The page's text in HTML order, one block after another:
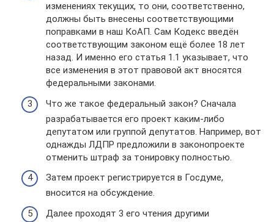
изменениях текущих, то они, соответственно,
должны быть внесены соответствующими
поправками в наш КоАП. Сам Кодекс введён
соответствующим законом ещё более 18 лет
назад. И именно его статья 1.1 указывает, что
все изменения в этот правовой акт вносятся
федеральными законами.
Что же такое федеральный закон? Сначала
разрабатывается его проект каким-либо
депутатом или группой депутатов. Например, вот
однажды ЛДПР предложили в законопроекте
отменить штраф за тонировку полностью.
Затем проект регистрируется в Госдуме,
вносится на обсуждение.
Далее проходят 3 его чтения другими